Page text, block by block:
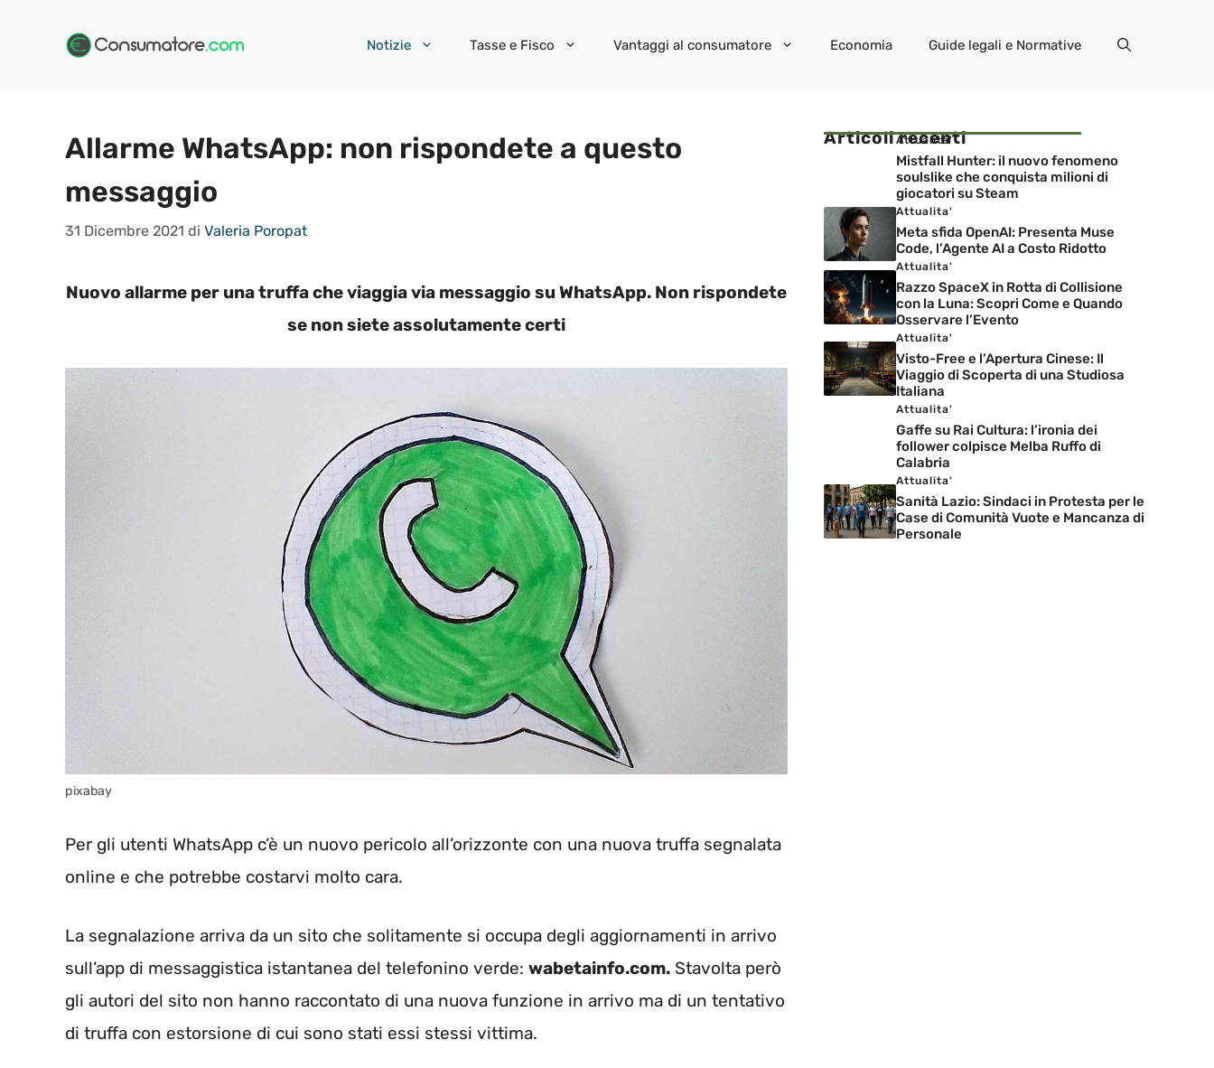
Notizie Tasse e Fisco Vantaggi al consumatore Economia Guide legali e Normative
Allarme WhatsApp: non rispondete a questo
messaggio
31 Dicembre 2021 di Valeria Poropat
Nuovo allarme per una truffa che viaggia via messaggio su WhatsApp. Non rispondete
se non siete assolutamente certi
pixabay
Per gli utenti WhatsApp c’è un nuovo pericolo all’orizzonte con una nuova truffa segnalata
online e che potrebbe costarvi molto cara.
La segnalazione arriva da un sito che solitamente si occupa degli aggiornamenti in arrivo
sull’app di messaggistica istantanea del telefonino verde: wabetainfo.com. Stavolta però
gli autori del sito non hanno raccontato di una nuova funzione in arrivo ma di un tentativo
di truffa con estorsione di cui sono stati essi stessi vittima.
Articoli recenti
Attualita'
Mistfall Hunter: il nuovo fenomeno
soulslike che conquista milioni di
giocatori su Steam
Attualita'
Meta sfida OpenAI: Presenta Muse
Code, l’Agente AI a Costo Ridotto
Attualita'
Razzo SpaceX in Rotta di Collisione
con la Luna: Scopri Come e Quando
Osservare l’Evento
Attualita'
Visto-Free e l’Apertura Cinese: Il
Viaggio di Scoperta di una Studiosa
Italiana
Attualita'
Gaffe su Rai Cultura: l’ironia dei
follower colpisce Melba Ruffo di
Calabria
Attualita'
Sanità Lazio: Sindaci in Protesta per le
Case di Comunità Vuote e Mancanza di
Personale